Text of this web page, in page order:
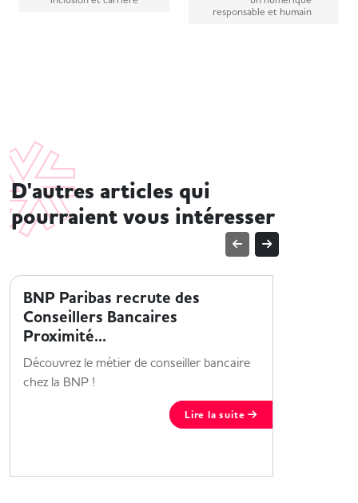
responsable et humain
D'autres articles qui
pourraient vous intéresser
BNP Paribas recrute des
Conseillers Bancaires
Proximité...
Découvrez le métier de conseiller bancaire
chez la BNP !
Lire la suite